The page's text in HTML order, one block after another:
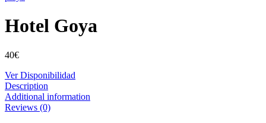
Hotel Goya
40€
Ver Disponibilidad
Description
Additional information
Reviews (0)